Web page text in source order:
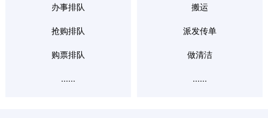
办事排队
抢购排队
购票排队
......
搬运
派发传单
做清洁
......